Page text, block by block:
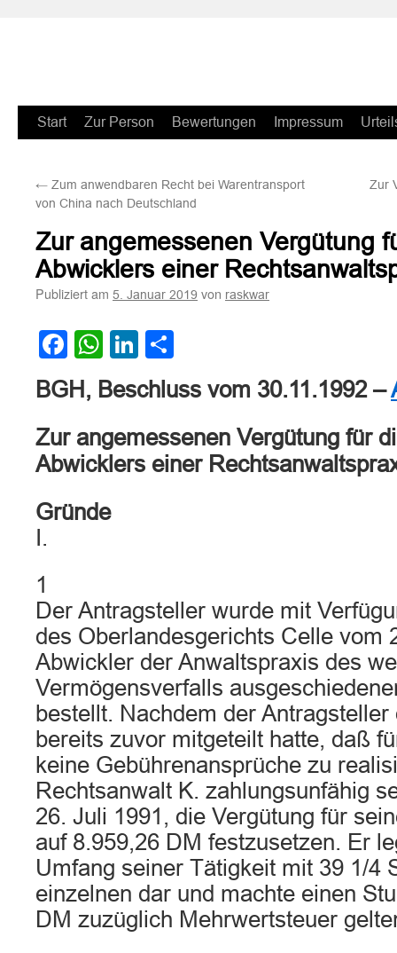
Zum
springen
Start Zur Person Bewertungen Impressum
← Zum anwendbaren Recht bei Warentransport
von China nach Deutschland
Zur
Zur angemessenen Vergütung
Abwicklers einer
Publiziert am 5. Januar 2019 von raskwar
Facebook
WhatsApp
LinkedIn
BGH, Beschluss vom 30.11.1992 –
Zur angemessenen Vergütung für
Abwicklers einer
Gründe
I.
1
Der Antragsteller wurde mit
des Oberlandesgerichts Celle vom
Abwickler der Anwaltspraxis des
Vermögensverfalls
bestellt. Nachdem der
bereits zuvor mitgeteilt hatte, daß
keine Gebührenansprüche zu
Rechtsanwalt K. zahlungsunfähig
26. Juli 1991, die Vergütung für
auf 8.959,26 DM festzusetzen. Er
Umfang seiner Tätigkeit mit 39 1/4
einzelnen dar und machte einen
DM zuzüglich Mehrwertsteuer